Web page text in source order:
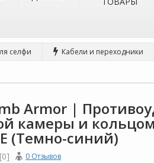
селфи
Кабели и переходники
Armor |
камеры и
(Темно-синий)
[0] 0 Отзывов